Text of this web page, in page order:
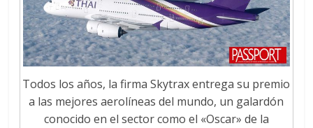
Todos los años, la firma Skytrax entrega su premio
a las mejores aerolíneas del mundo, un galardón
conocido en el sector como el «Oscar» de la